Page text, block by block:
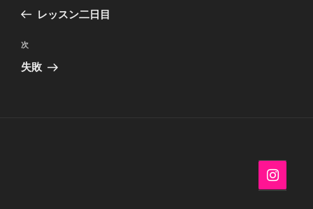
ビ
ゲ
去
投
稿
レッスン二日目
次
の
次
失敗